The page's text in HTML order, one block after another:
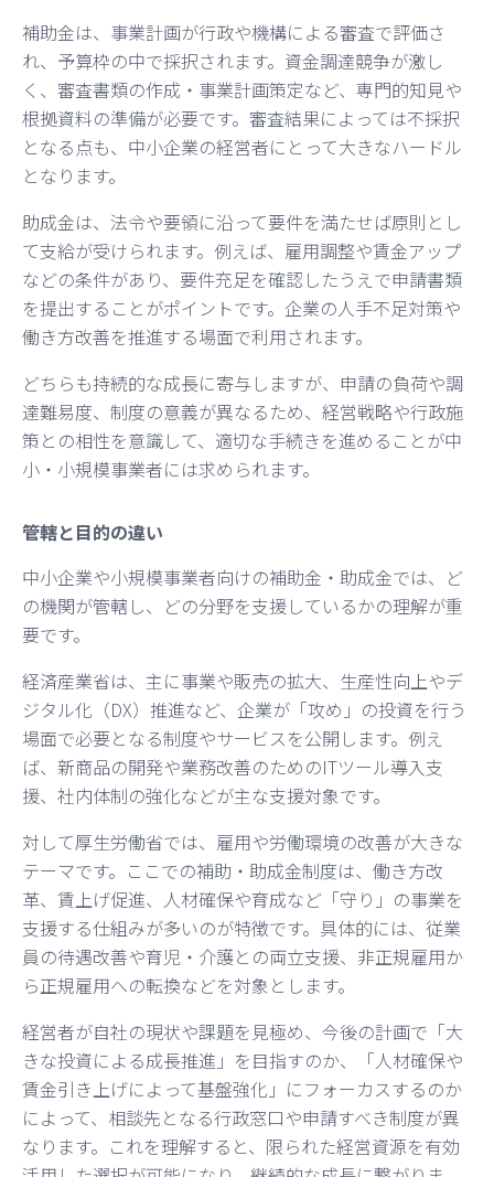
補助金は、事業計画が行政や機構による審査で評価さ
れ、予算枠の中で採択されます。資金調達競争が激し
く、審査書類の作成・事業計画策定など、専門的知見や
根拠資料の準備が必要です。審査結果によっては不採択
となる点も、中小企業の経営者にとって大きなハードル
となります。
助成金は、法令や要領に沿って要件を満たせば原則とし
て支給が受けられます。例えば、雇用調整や賃金アップ
などの条件があり、要件充足を確認したうえで申請書類
を提出することがポイントです。企業の人手不足対策や
働き方改善を推進する場面で利用されます。
どちらも持続的な成長に寄与しますが、申請の負荷や調
達難易度、制度の意義が異なるため、経営戦略や行政施
策との相性を意識して、適切な手続きを進めることが中
小・小規模事業者には求められます。
管轄と目的の違い
中小企業や小規模事業者向けの補助金・助成金では、ど
の機関が管轄し、どの分野を支援しているかの理解が重
要です。
経済産業省は、主に事業や販売の拡大、生産性向上やデ
ジタル化（DX）推進など、企業が「攻め」の投資を行う
場面で必要となる制度やサービスを公開します。例え
ば、新商品の開発や業務改善のためのITツール導入支
援、社内体制の強化などが主な支援対象です。
対して厚生労働省では、雇用や労働環境の改善が大きな
テーマです。ここでの補助・助成金制度は、働き方改
革、賃上げ促進、人材確保や育成など「守り」の事業を
支援する仕組みが多いのが特徴です。具体的には、従業
員の待遇改善や育児・介護との両立支援、非正規雇用か
ら正規雇用への転換などを対象とします。
経営者が自社の現状や課題を見極め、今後の計画で「大
きな投資による成長推進」を目指すのか、「人材確保や
賃金引き上げによって基盤強化」にフォーカスするのか
によって、相談先となる行政窓口や申請すべき制度が異
なります。これを理解すると、限られた経営資源を有効